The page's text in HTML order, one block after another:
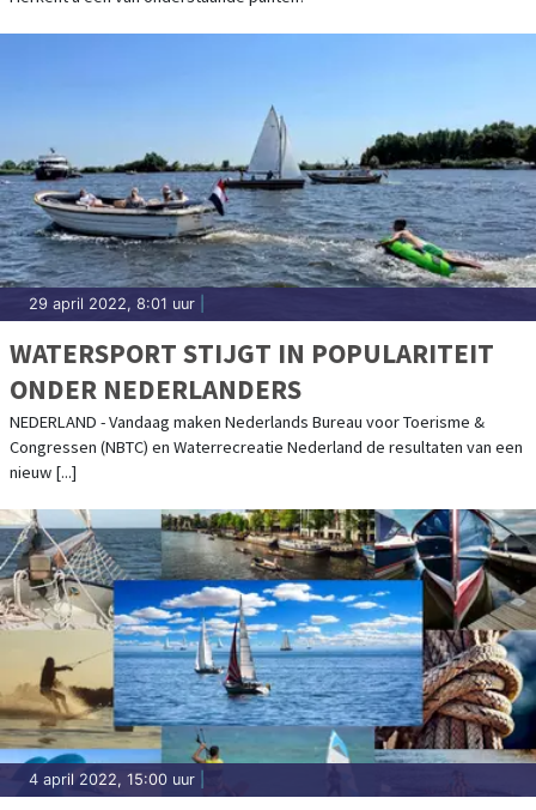
29 april 2022, 8:01 uur
WATERSPORT STIJGT IN POPULARITEIT
ONDER NEDERLANDERS
NEDERLAND - Vandaag maken Nederlands Bureau voor Toerisme &
Congressen (NBTC) en Waterrecreatie Nederland de resultaten van een
nieuw [...]
4 april 2022, 15:00 uur